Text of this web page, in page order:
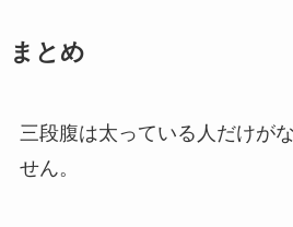
まとめ
三段腹は太っている人だけが
せん。